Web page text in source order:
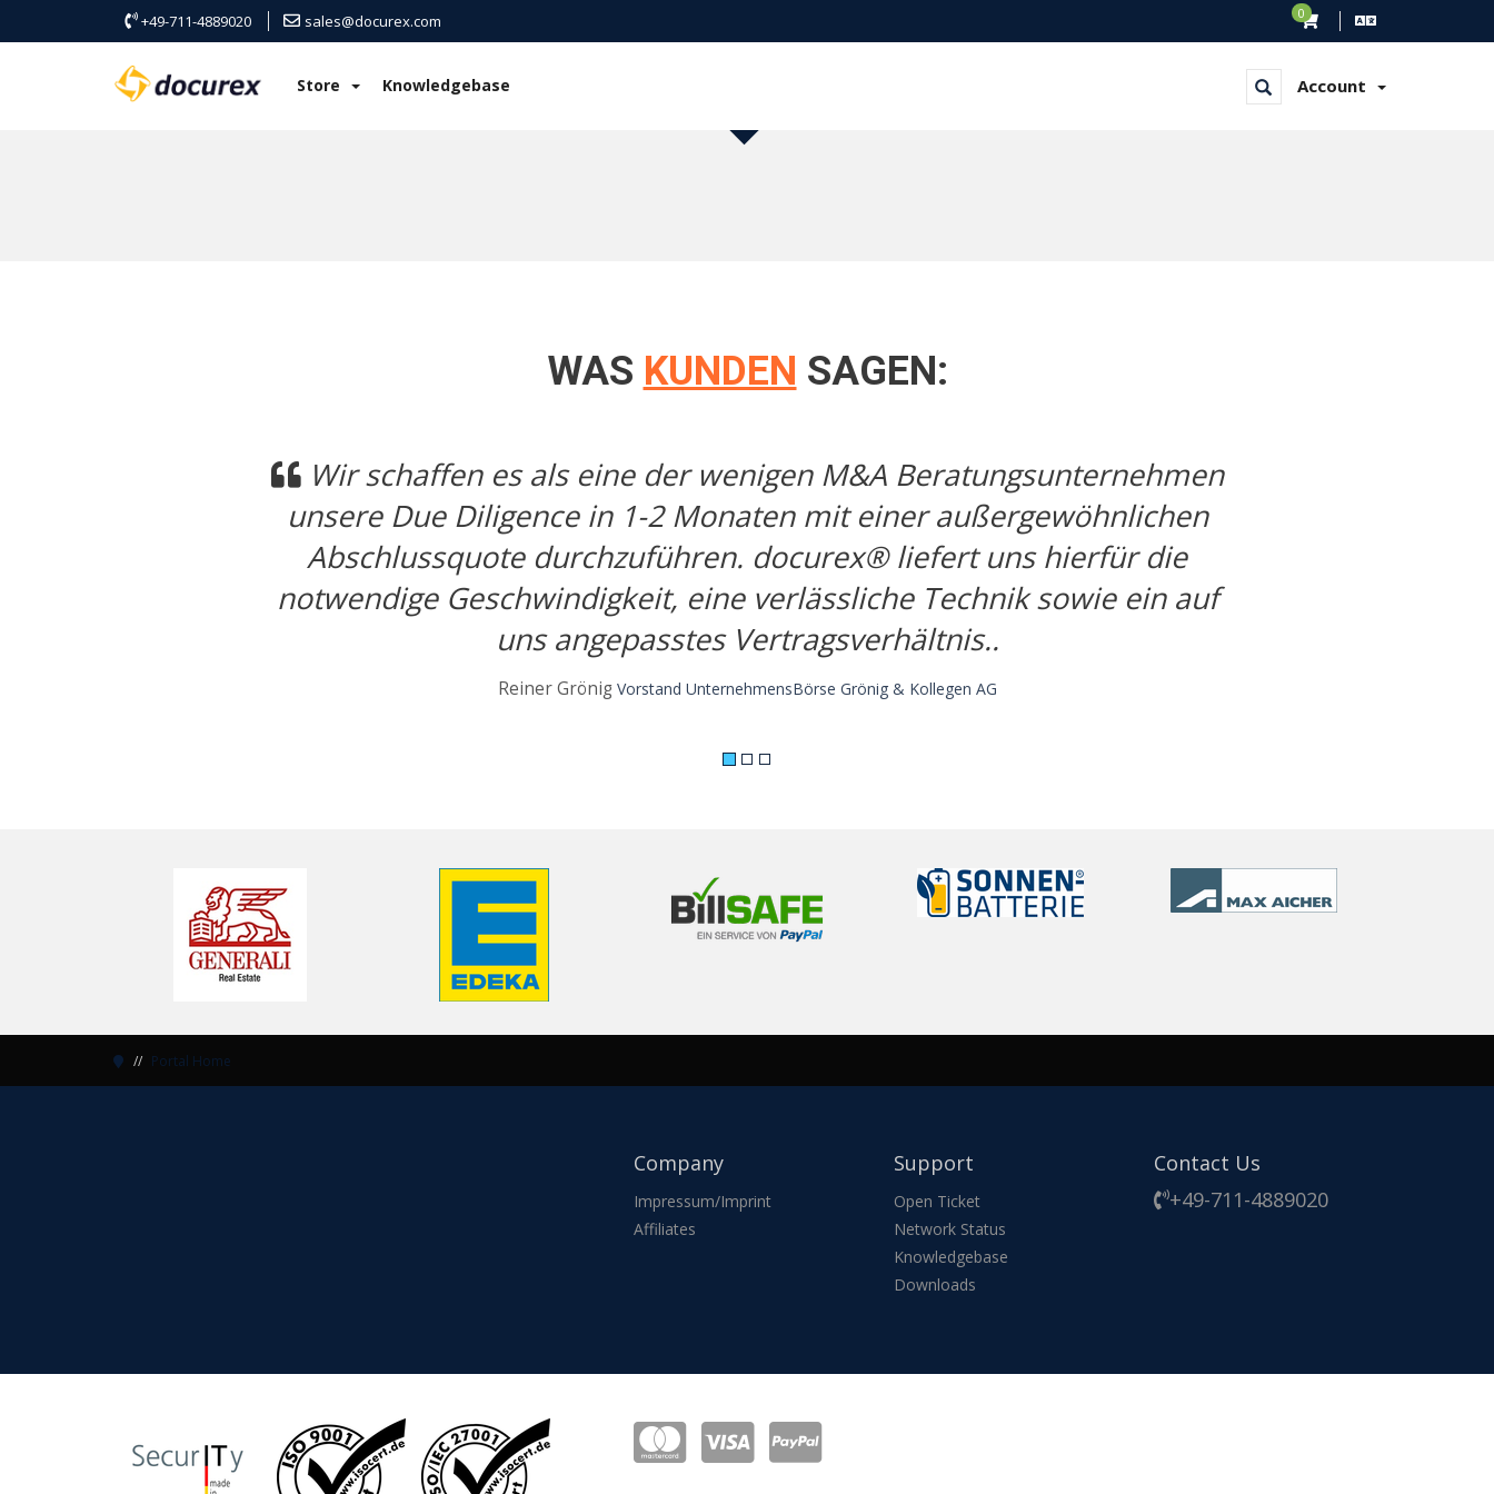
+49-711-4889020 sales@docurex.com 0
Account
Store Knowledgebase
WAS KUNDEN SAGEN:
Wir schaffen es als eine der wenigen M&A Beratungsunternehmen
unsere Due Diligence in 1-2 Monaten mit einer außergewöhnlichen
Abschlussquote durchzuführen. docurex® liefert uns hierfür die
notwendige Geschwindigkeit, eine verlässliche Technik sowie ein auf
uns angepasstes Vertragsverhältnis..
Reiner Grönig Vorstand UnternehmensBörse Grönig & Kollegen AG
Portal Home
Company
Impressum/Imprint
Affiliates
Support
Open Ticket
Network Status
Knowledgebase
Downloads
Contact Us
+49-711-4889020